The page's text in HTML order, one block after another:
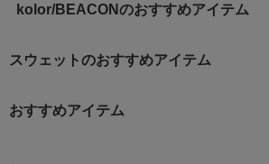
kolor/BEACONのおすすめアイテム
スウェットのおすすめアイテム
おすすめアイテム